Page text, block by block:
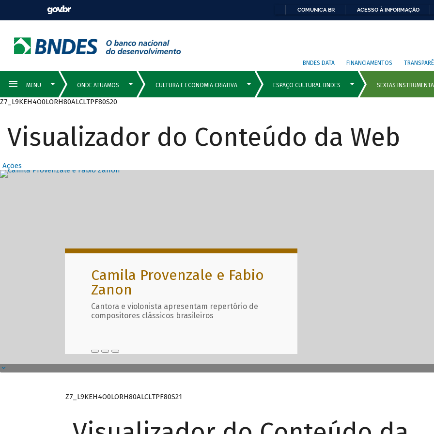
COMUNICA BR ACESSO À INFORMAÇÃO
BNDES DATA FINANCIAMENTOS
Z7_L9KEH4O0LORH80ALCLTPF80S20
Visualizador do Conteúdo da Web
Ações
Destaques Principais com
Camila Provenzale e Fabio
Zanon
Cantora e violonista apresentam repertório de
compositores clássicos brasileiros
Z7_L9KEH4O0LORH80ALCLTPF80S21